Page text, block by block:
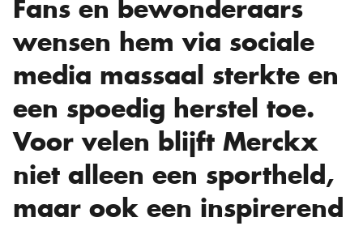
Fans en bewonderaars
wensen hem via sociale
media massaal sterkte en
een spoedig herstel toe.
Voor velen blijft Merckx
niet alleen een sportheld,
maar ook een inspirerend